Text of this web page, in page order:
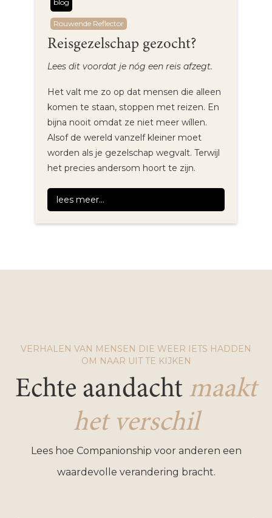
blog
Rouwende Reflector
Reisgezelschap gezocht?
Lees dit voordat je nóg een reis afzegt.
Het valt me zo op dat mensen die alleen
komen te staan, stoppen met reizen. En
bijna nooit omdat ze niet meer wíllen.
Alsof de wereld vanzelf kleiner moet
worden als je gezelschap wegvalt. Terwijl
het precies andersom hoort te zijn.
lees meer...
VERHALEN VAN MENSEN DIE WEER IETS HADDEN
OM NAAR UIT TE KIJKEN
Echte aandacht maakt
het verschil
Lees hoe Companionship voor anderen een
waardevolle verandering bracht.